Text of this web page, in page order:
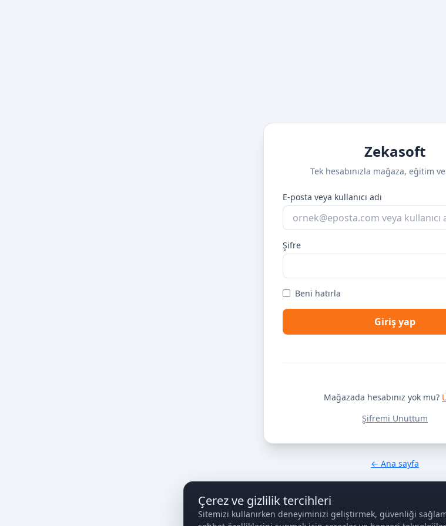
Zekasoft
Tek hesabınızla mağaza, eğitim
E-posta veya kullanıcı adı
Şifre
Beni hatırla
Giriş yap
Mağazada hesabınız yok mu?
Şifremi Unuttum
← Ana sayfa
Çerez ve gizlilik tercihleri
Sitemizi kullanırken deneyiminizi geliştirmek, güvenliği